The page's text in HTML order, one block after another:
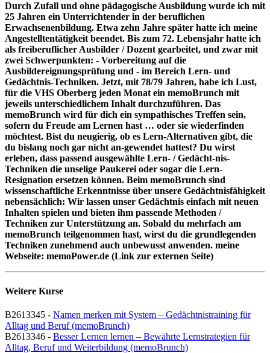
Durch Zufall und ohne pädagogische Ausbildung wurde ich mit
25 Jahren ein Unterrichtender in der beruflichen
Erwachsenenbildung. Etwa zehn Jahre später hatte ich meine
Angestelltentätigkeit beendet. Bis zum 72. Lebensjahr hatte ich
als freiberuflicher Ausbilder / Dozent gearbeitet, und zwar mit
zwei Schwerpunkten: - Vorbereitung auf die
Ausbildereignungsprüfung und - im Bereich Lern- und
Gedächtnis-Techniken. Jetzt, mit 78/79 Jahren, habe ich Lust,
für die VHS Oberberg jeden Monat ein memoBrunch mit
jeweils unterschiedlichem Inhalt durchzuführen. Das
memoBrunch wird für dich ein sympathisches Treffen sein,
sofern du Freude am Lernen hast … oder sie wiederfinden
möchtest. Bist du neugierig, ob es Lern-Alternativen gibt, die
du bislang noch gar nicht an-gewendet hattest? Du wirst
erleben, dass passend ausgewählte Lern- / Gedächt-nis-
Techniken die unselige Paukerei oder sogar die Lern-
Resignation ersetzen können. Beim memoBrunch sind
wissenschaftliche Erkenntnisse über unsere Gedächtnisfähigkeit
nebensächlich: Wir lassen unser Gedächtnis einfach mit neuen
Inhalten spielen und bieten ihm passende Methoden /
Techniken zur Unterstützung an. Sobald du mehrfach am
memoBrunch teilgenommen hast, wirst du die grundlegenden
Techniken zunehmend auch unbewusst anwenden. meine
Webseite: memoPower.de (Link zur externen Seite)
Weitere Kurse
B2613345 - Namen merken mit System – Gedächtnistraining für
Alltag und Beruf (memoBrunch)
B2613346 - Besser Lernen lernen – Bewährte Lernstrategien für
Alltag, Beruf und Weiterbildung (memoBrunch)